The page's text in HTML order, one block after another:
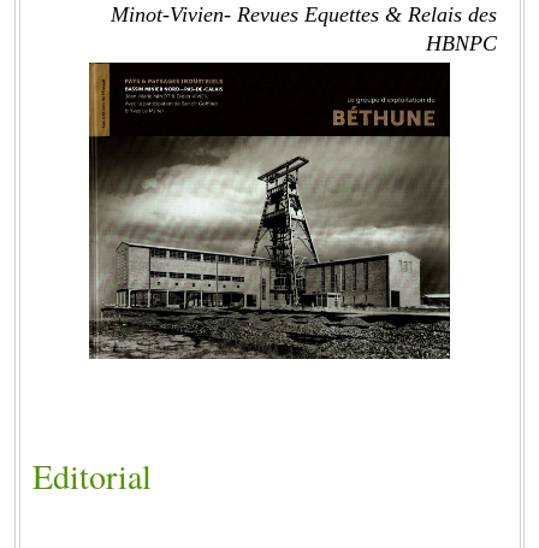
Minot-Vivien- Revues Equettes & Relais des
HBNPC
Editorial